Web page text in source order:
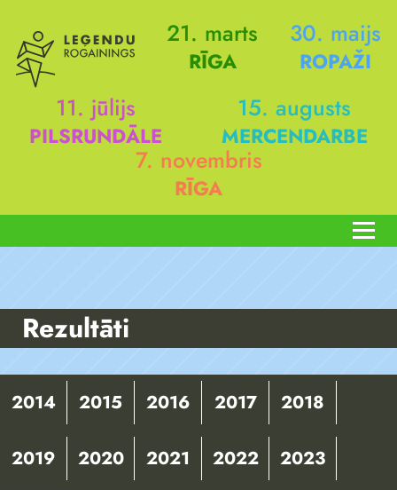
21. marts
RĪGA
30. maijs
ROPAŽI
11. jūlijs
PILSRUNDĀLE
15. augusts
MERCENDARBE
7. novembris
RĪGA
Rezultāti
2014 2015 2016 2017 2018
2019 2020 2021 2022 2023